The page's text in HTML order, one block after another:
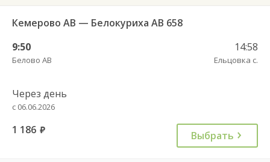
Кемерово АВ — Белокуриха АВ 658
9:50
Белово АВ
14:58
Ельцовка с.
Через день
с 06.06.2026
1 186 руб. Выбрать